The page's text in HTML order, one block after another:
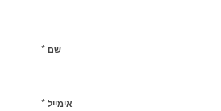
שם *
אימייל *